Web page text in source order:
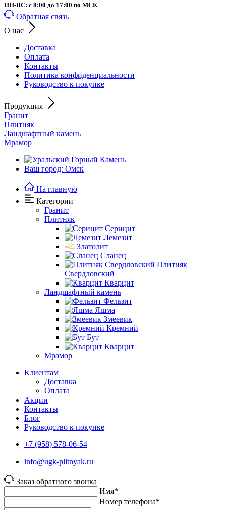
ПН-ВС: с 8:00 до 17:00 по МСК
Обратная связь
О нас
Доставка
Оплата
Контакты
Политика конфиденциальности
Руководство к покупке
Продукция
Гранит
Плитняк
Ландшафтный камень
Мрамор
Ваш город: Омск
На главную
Категории
Гранит
Плитняк
Серицит
Лемезит
Златолит
Сланец
Плитняк
Свердловский
Кварцит
Ландшафтный камень
Фельзит
Яшма
Змеевик
Кремний
Бут
Кварцит
Мрамор
Клиентам
Доставка
Оплата
Акции
Контакты
Блог
Руководство к покупке
+7 (958) 578-06-54
info@ugk-plitnyak.ru
Заказ обратного звонка
Имя*
Номер телефона*